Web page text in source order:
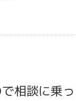
相談に乗っ